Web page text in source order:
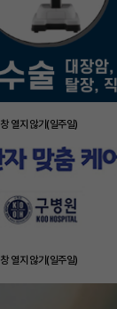
창 열지 않기(일주일)
창 열지 않기(일주일)
창 열지 않기(일주일)
창 열지 않기(일주일)